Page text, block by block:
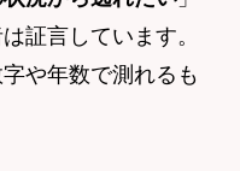
証言しています。
や年数で測れるも